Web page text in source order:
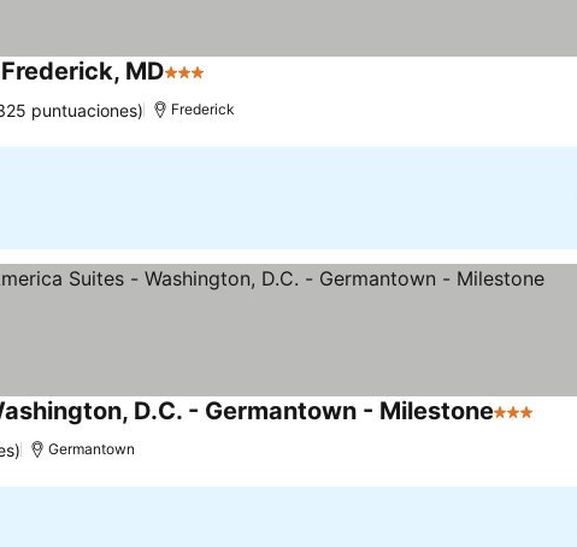
MD3 Estrellas
puntuaciones) Frederick
D.C. - Germantown - Milestone3 Estrellas
Germantown